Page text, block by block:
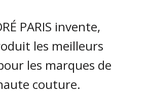
PARIS invente,
les meilleurs
les marques de
couture.